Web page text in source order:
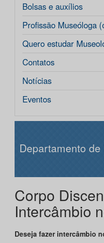
Bolsas e auxílios
Profissão Museóloga
Quero estudar
Contatos
Notícias
Eventos
Departamento
Corpo
Intercâmbio
Deseja fazer intercâmbio